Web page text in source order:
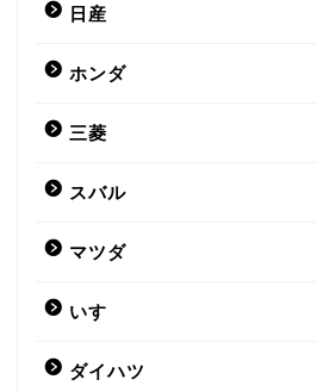
日産
ホンダ
三菱
スバル
マツダ
いすゞ
ダイハツ